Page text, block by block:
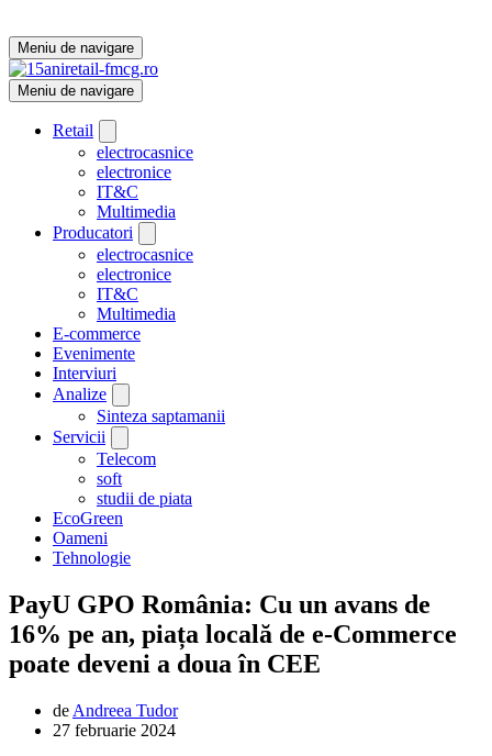
Meniu de navigare
Meniu de navigare
Retail
electrocasnice
electronice
IT&C
Multimedia
Producatori
electrocasnice
electronice
IT&C
Multimedia
E-commerce
Evenimente
Interviuri
Analize
Sinteza saptamanii
Servicii
Telecom
soft
studii de piata
EcoGreen
Oameni
Tehnologie
PayU GPO România: Cu un avans de
16% pe an, piața locală de e-Commerce
poate deveni a doua în CEE
de Andreea Tudor
27 februarie 2024